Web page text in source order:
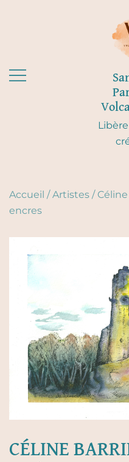
Accueil /Artistes /
encres
CÉLINE